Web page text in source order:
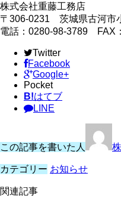
株式会社重藤工務店
〒306-0231 茨城県古河市
電話：0280-98-3789 FAX
Twitter
Facebook
Google+
Pocket
B!はてブ
LINE
この記事を書いた人
カテゴリー お知らせ
関連記事